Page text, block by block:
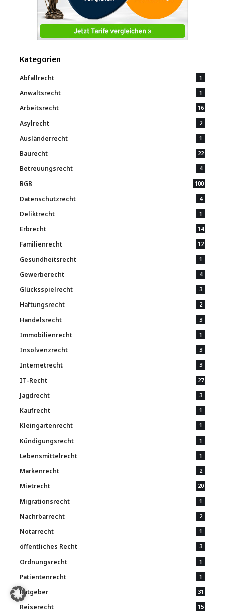
Kategorien
Abfallrecht 1
Anwaltsrecht 1
Arbeitsrecht 16
Asylrecht 2
Ausländerrecht 1
Baurecht 22
Betreuungsrecht 4
BGB 100
Datenschutzrecht 4
Deliktrecht 1
Erbrecht 14
Familienrecht 12
Gesundheitsrecht 1
Gewerberecht 4
Glücksspielrecht 3
Haftungsrecht 2
Handelsrecht 3
Immobilienrecht 1
Insolvenzrecht 3
Internetrecht 3
IT-Recht 27
Jagdrecht 3
Kaufrecht 1
Kleingartenrecht 1
Kündigungsrecht 1
Lebensmittelrecht 1
Markenrecht 2
Mietrecht 20
Migrationsrecht 1
Nachrbarrecht 2
Notarrecht 1
öffentliches Recht 3
Ordnungsrecht 1
Patientenrecht 1
Ratgeber 31
Reiserecht 15